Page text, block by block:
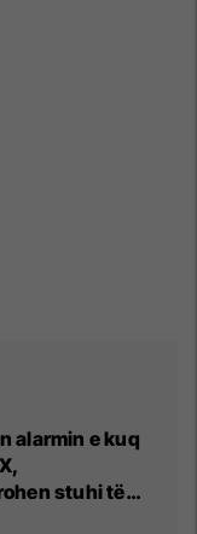
alarmin e kuq
stuhi të
breshër dhe